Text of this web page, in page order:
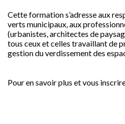
Cette formation s’adresse aux
verts municipaux, aux
(urbanistes, architectes de
tous ceux et celles travaillant de
gestion du verdissement des
Pour en savoir plus et vous